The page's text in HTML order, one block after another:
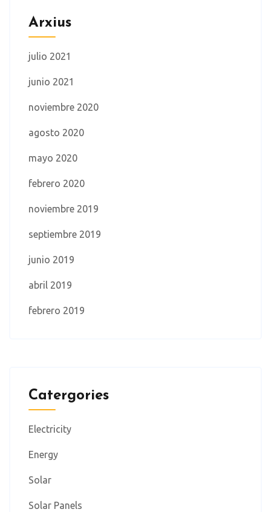
Arxius
julio 2021
junio 2021
noviembre 2020
agosto 2020
mayo 2020
febrero 2020
noviembre 2019
septiembre 2019
junio 2019
abril 2019
febrero 2019
Catergories
Electricity
Energy
Solar
Solar Panels